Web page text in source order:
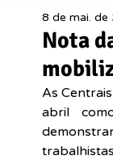
Jornal O Processo
Nota
8 de mai. de
As
abril